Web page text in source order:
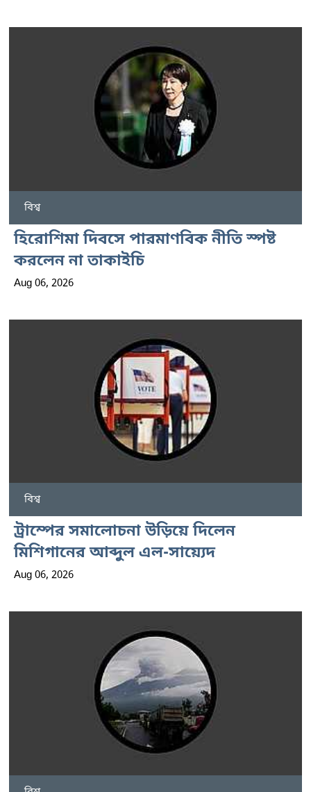
বিশ্ব
হিরোশিমা দিবসে পারমাণবিক নীতি স্পষ্ট
করলেন না তাকাইচি
Aug 06, 2026
বিশ্ব
ট্রাম্পের সমালোচনা উড়িয়ে দিলেন
মিশিগানের আব্দুল এল-সায়্যেদ
Aug 06, 2026